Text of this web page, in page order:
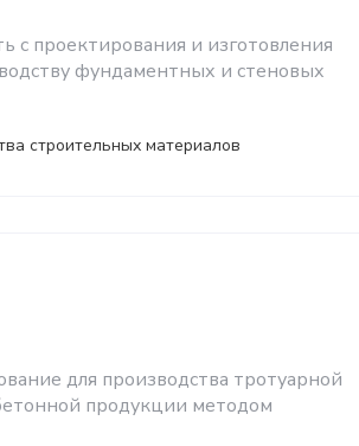
проектирования и изготовления
фундаментных и стеновых
строительных материалов
для производства тротуарной
продукции методом